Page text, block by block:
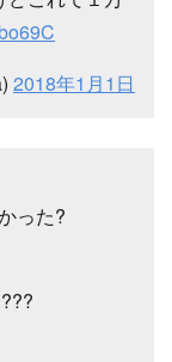
2018年1月1日
った?